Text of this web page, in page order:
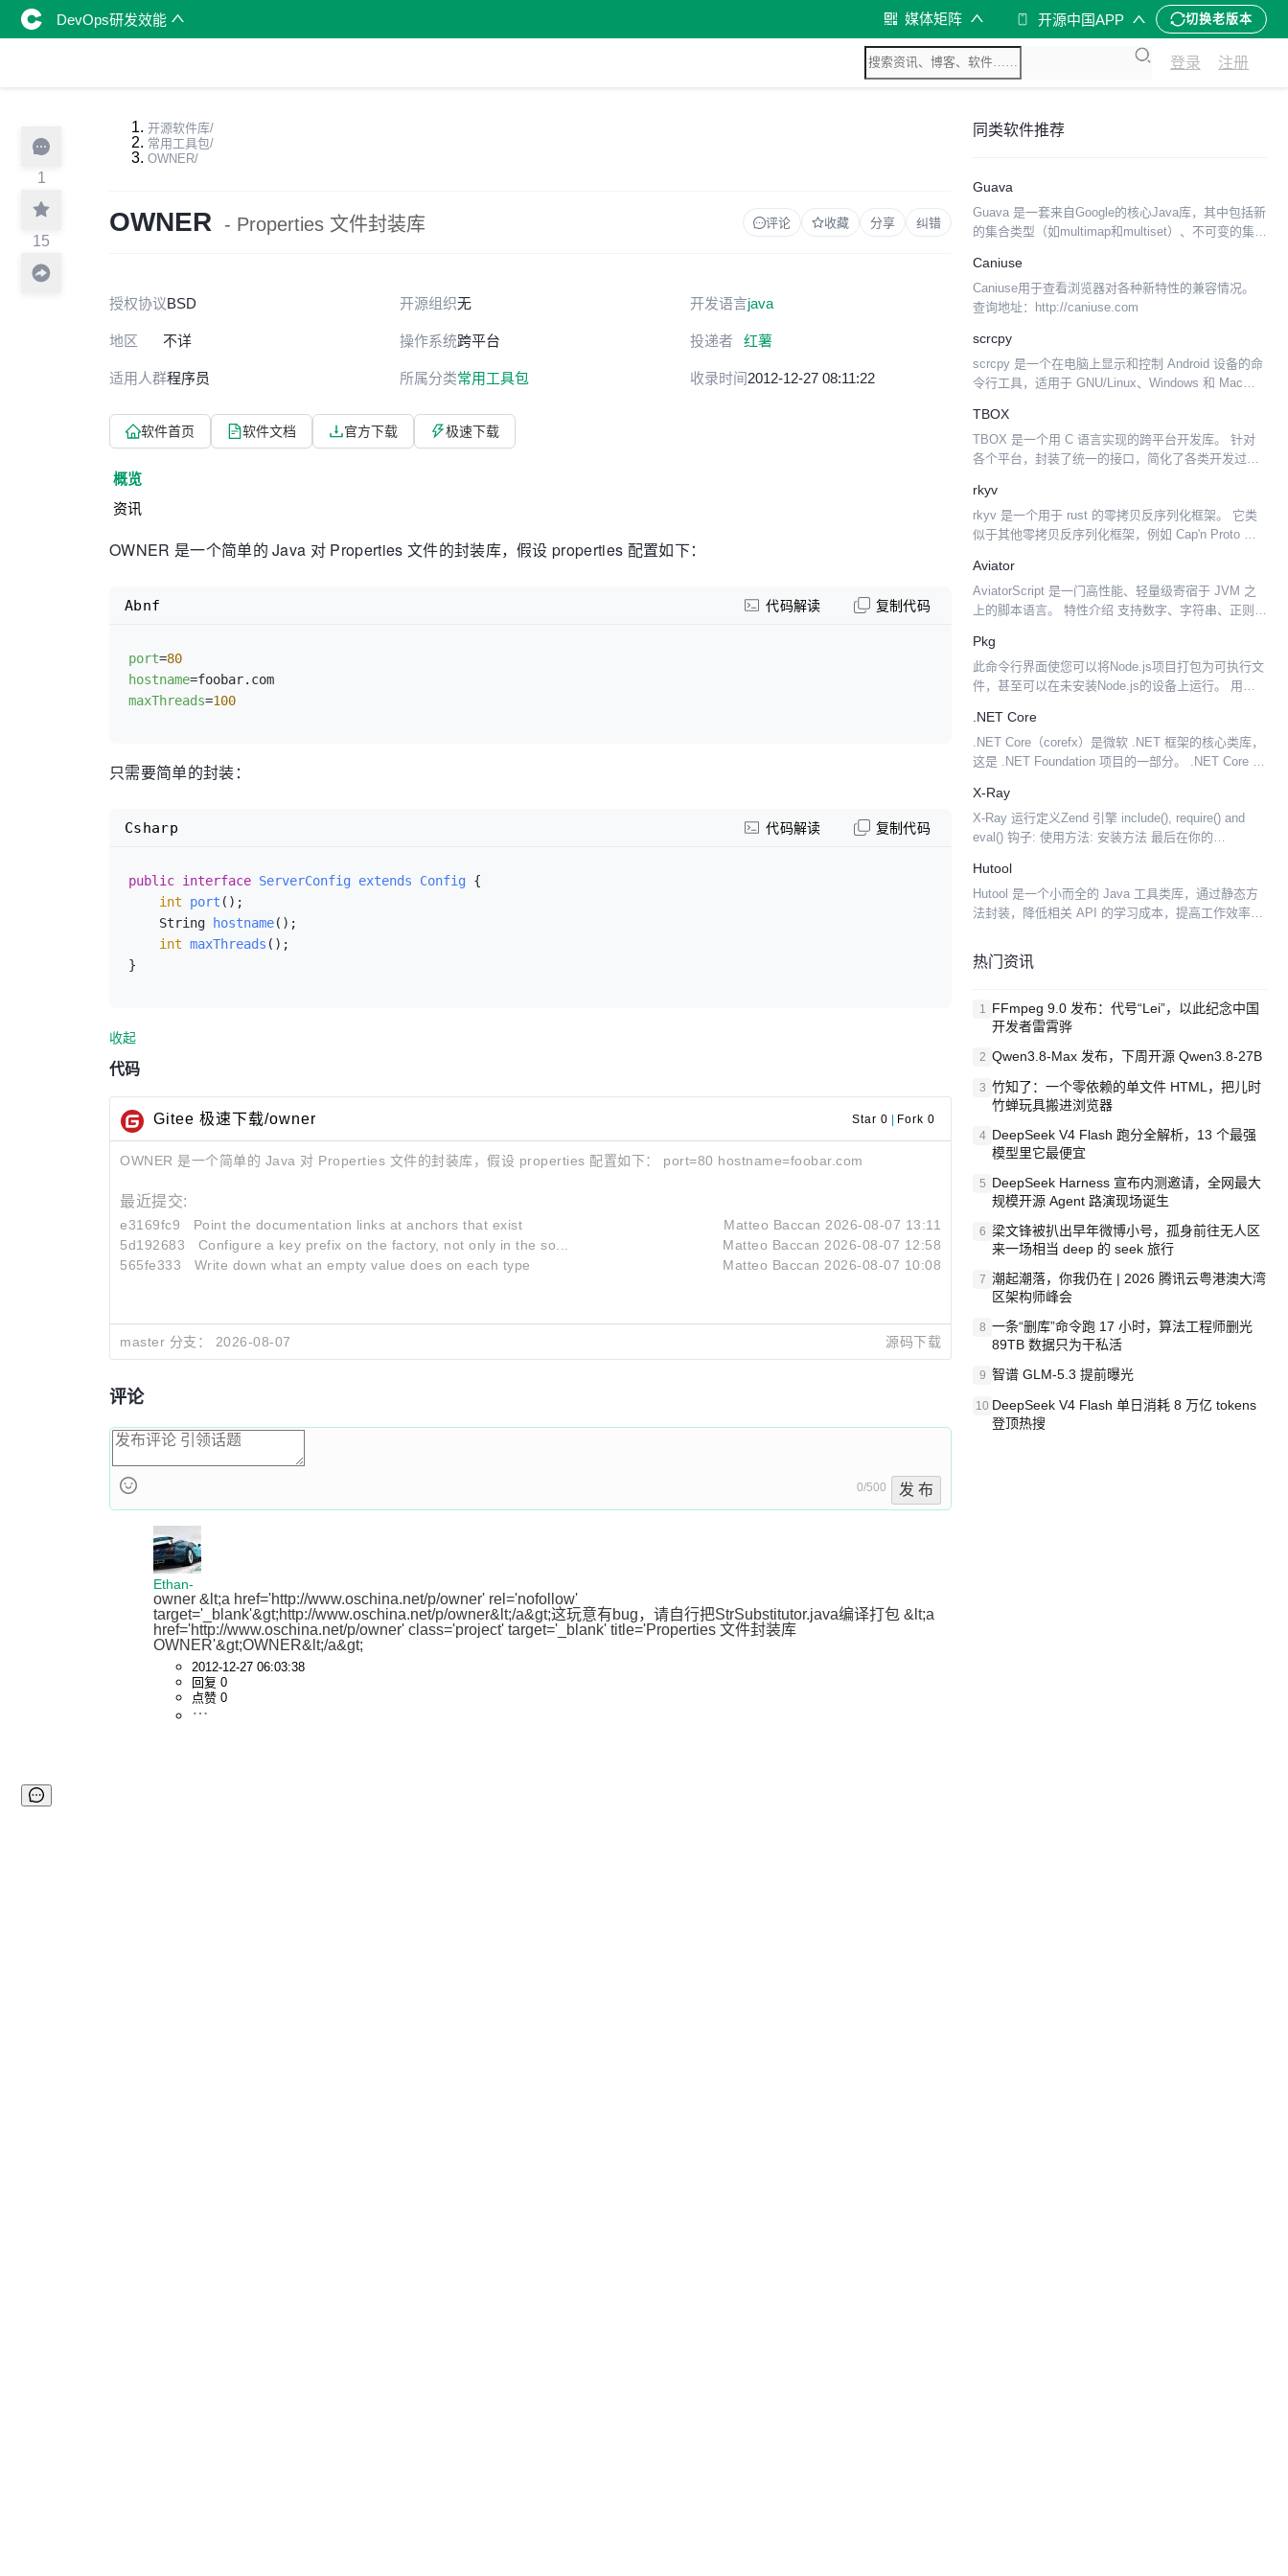
DevOps研发效能 媒体矩阵 开源中国APP 切换老版本
登录 注册
1
15
开源软件库/
常用工具包/
OWNER/
OWNER - Properties 文件封装库 评论 收藏 分享 纠错
授权协议BSD 开源组织无 开发语言java
地区 不详 操作系统跨平台 投递者 红薯
适用人群程序员 所属分类常用工具包 收录时间2012-12-27 08:11:22
软件首页 软件文档 官方下载 极速下载
概览
资讯
OWNER 是一个简单的 Java 对 Properties 文件的封装库，假设 properties 配置如下：
port=80
hostname=
maxThreads=100
Abnf 代码解读 复制代码
只需要简单的封装：
public interface ServerConfig extends Config {
int
port () ;
String
hostname() ;
int maxThreads () ;
}
Csharp 代码解读 复制代码
收起
代码
Gitee 极速下载/owner Star 0 Fork 0
OWNER 是一个简单的 Java 对 Properties 文件的封装库，假设 properties 配置如下： port=80 hostname=foobar.com
最近提交:
e3169fc9 Point the documentation links at anchors that exist Matteo Baccan 2026-08-07 13:11
5d192683
Configure a key prefix on the factory, not only in the so... Matteo Baccan 2026-08-07 12:58
565fe333
Write down what an empty value does on each type Matteo Baccan 2026-08-07 10:08
master 分支： 2026-08-07 源码下载
评论
0/500 发 布
Ethan-
owner &lt;a href='http://www.oschina.net/p/owner' rel='nofollow'
target='_blank'&gt;http://www.oschina.net/p/owner&lt;/a&gt;这玩意有bug，请自行把StrSubstitutor.java编译打包 &lt;a
href='http://www.oschina.net/p/owner' class='project' target='_blank' title='Properties 文件封装库
OWNER'&gt;OWNER&lt;/a&gt;
2012-12-27 06:03:38
回复 0
点赞 0
同类软件推荐
Guava
Guava 是一套来自Google的核心Java库，其中包括新
的集合类型（如multimap和multiset）、不可变的集
串等实用工具！它被广泛用于...
Caniuse
Caniuse用于查看浏览器对各种新特性的兼容情况。
查询地址：http://caniuse.com
scrcpy
scrcpy 是一个在电脑上显示和控制 Android 设备的命
令行工具，适用于 GNU/Linux、Windows 和 Mac
用 U...
TBOX
TBOX 是一个用 C 语言实现的跨平台开发库。 针对
各个平台，封装了统一的接口，简化了各类开发过程
的开发，而不是把时间浪费在琐碎的接口兼容性上
面，并且充...
rkyv
rkyv 是一个用于 rust 的零拷贝反序列化框架。 它类
似于其他零拷贝反序列化框架，例如 Cap'n Proto 和
数据类型，而 rky...
Aviator
AviatorScript 是一门高性能、轻量级寄宿于 JVM 之
上的脚本语言。 特性介绍 支持数字、字符串、正则表
有 Java 运算符及优先级等。 函数...
Pkg
此命令行界面使您可以将Node.js项目打包为可执行文
件，甚至可以在未安装Node.js的设备上运行。 用例
源的情况下制作应用的演示/评估/试用版 立...
.NET Core
.NET Core（corefx）是微软 .NET 框架的核心类库，
这是 .NET Foundation 项目的一部分。 .NET Core 包
X-Ray
X-Ray 运行定义Zend 引擎 include(), require() and
eval() 钩子: 使用方法: 安装方法 最后在你的
Hutool
Hutool 是一个小而全的 Java 工具类库，通过静态方
法封装，降低相关 API 的学习成本，提高工作效率，
以“甜甜的”。Hutool ...
热门资讯
1 FFmpeg 9.0 发布：代号“Lei”，以此纪念中国
开发者雷霄骅
2 Qwen3.8-Max 发布，下周开源 Qwen3.8-27B
3 竹知了：一个零依赖的单文件 HTML，把儿时
竹蝉玩具搬进浏览器
4 DeepSeek V4 Flash 跑分全解析，13 个最强
模型里它最便宜
5 DeepSeek Harness 宣布内测邀请，全网最大
规模开源 Agent 路演现场诞生
6 梁文锋被扒出早年微博小号，孤身前往无人区
来一场相当 deep 的 seek 旅行
7 潮起潮落，你我仍在 | 2026 腾讯云粤港澳大湾
区架构师峰会
8 一条“删库”命令跑 17 小时，算法工程师删光
89TB 数据只为干私活
9 智谱 GLM-5.3 提前曝光
10 DeepSeek V4 Flash 单日消耗 8 万亿 tokens
登顶热搜